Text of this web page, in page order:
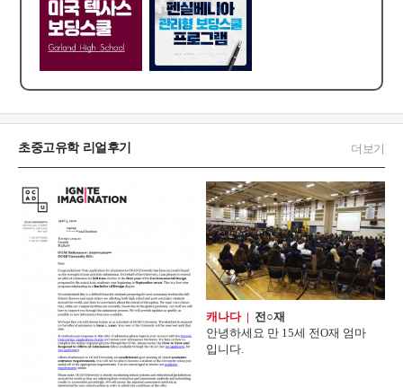
초중고유학 리얼후기 더보기
캐나다 | 전○재
안녕하세요 만 15세 전O재 엄마
입니다.